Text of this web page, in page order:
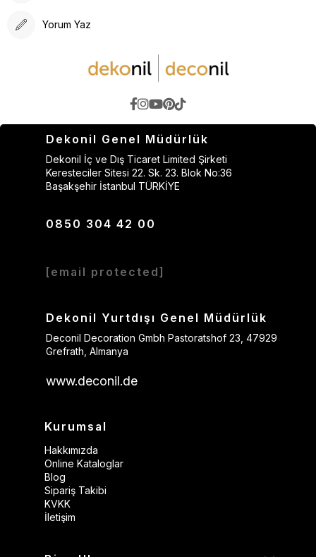
Yorum Yaz
Dekonil Genel Müdürlük
Dekonil İç ve Dış Ticaret Limited Şirketi
Keresteciler Sitesi 22. Sk. 23. Blok No:36
Başakşehir İstanbul TÜRKİYE
0850 304 42 00
[email protected]
Dekonil Yurtdışı Genel Müdürlük
Deconil Decoration Gmbh Pastoratshof 23, 47929
Grefrath, Almanya
www.deconil.de
Kurumsal
Hakkımızda
Online Kataloglar
Blog
Sipariş Takibi
KVKK
İletişim